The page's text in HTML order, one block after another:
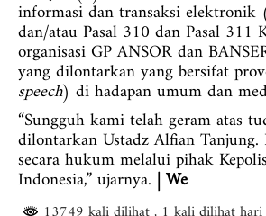
informasi dan transaksi
dan/atau Pasal 310 dan Pasal 311
organisasi GP ANSOR dan
yang dilontarkan yang bersifat
speech) di hadapan umum dan
“Sungguh kami telah geram atas
dilontarkan Ustadz Alfian Tanjung.
secara hukum melalui pihak
Indonesia,” ujarnya. | We